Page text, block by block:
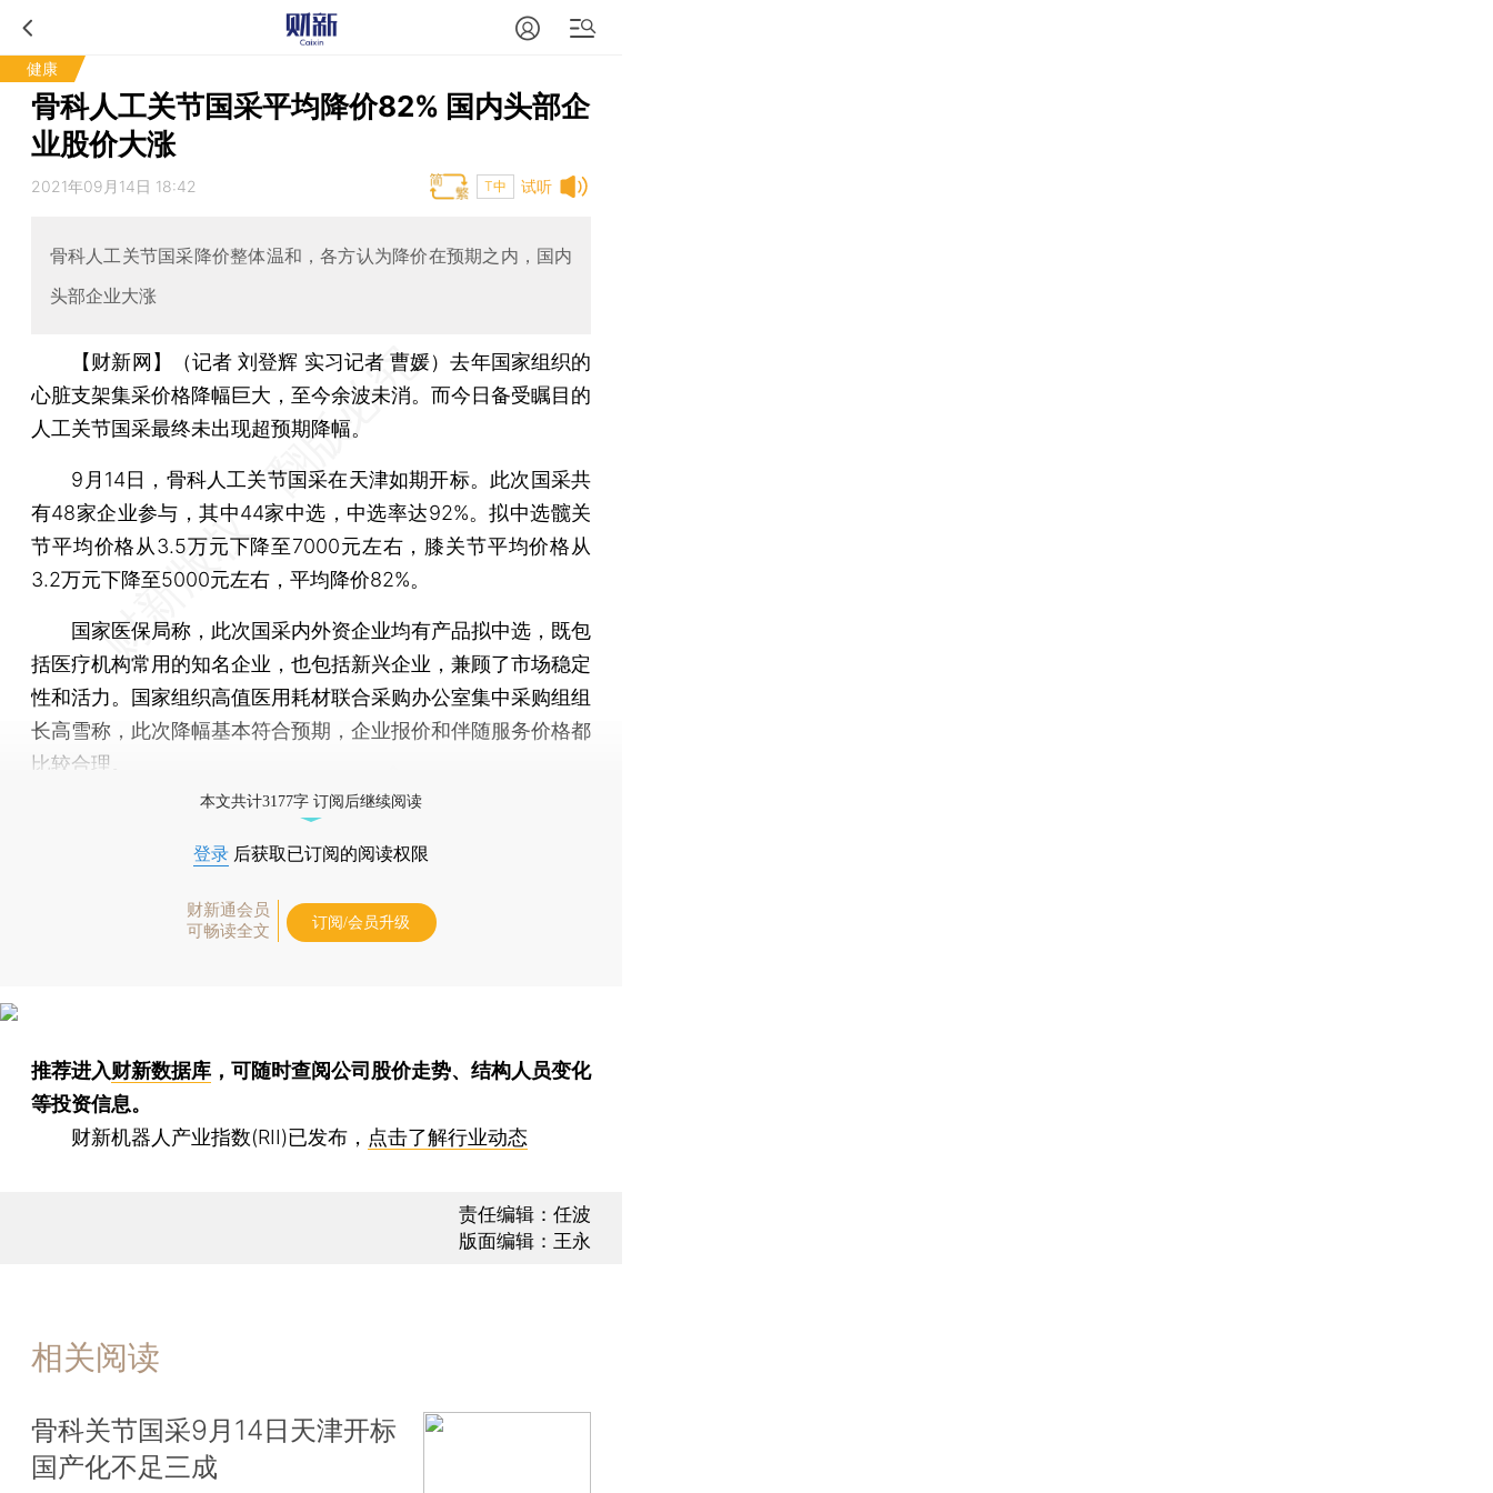
健康
骨科人工关节国采平均降价82% 国内头部企
业股价大涨
试听
2021年09月14日 18:42 T中
骨科人工关节国采降价整体温和，各方认为降价在预期之内，国内
头部企业大涨
【财新网】（记者 刘登辉 实习记者 曹媛）去年国家组织的
心脏支架集采价格降幅巨大，至今余波未消。而今日备受瞩目的
人工关节国采最终未出现超预期降幅。
9月14日，骨科人工关节国采在天津如期开标。此次国采共
有48家企业参与，其中44家中选，中选率达92%。拟中选髋关
节平均价格从3.5万元下降至7000元左右，膝关节平均价格从
3.2万元下降至5000元左右，平均降价82%。
国家医保局称，此次国采内外资企业均有产品拟中选，既包
括医疗机构常用的知名企业，也包括新兴企业，兼顾了市场稳定
性和活力。国家组织高值医用耗材联合采购办公室集中采购组组
长高雪称，此次降幅基本符合预期，企业报价和伴随服务价格都
比较合理。
本文共计3177字 订阅后继续阅读
登录 后获取已订阅的阅读权限
财新通会员
可畅读全文
订阅/会员升级
推荐进入财新数据库 ，可随时查阅公司股价走势、结构人员变化
等投资信息。
财新机器人产业指数(RII)已发布， 点击了解行业动态
责任编辑：任波
版面编辑：王永
相关阅读
骨科关节国采9月14日天津开标
国产化不足三成